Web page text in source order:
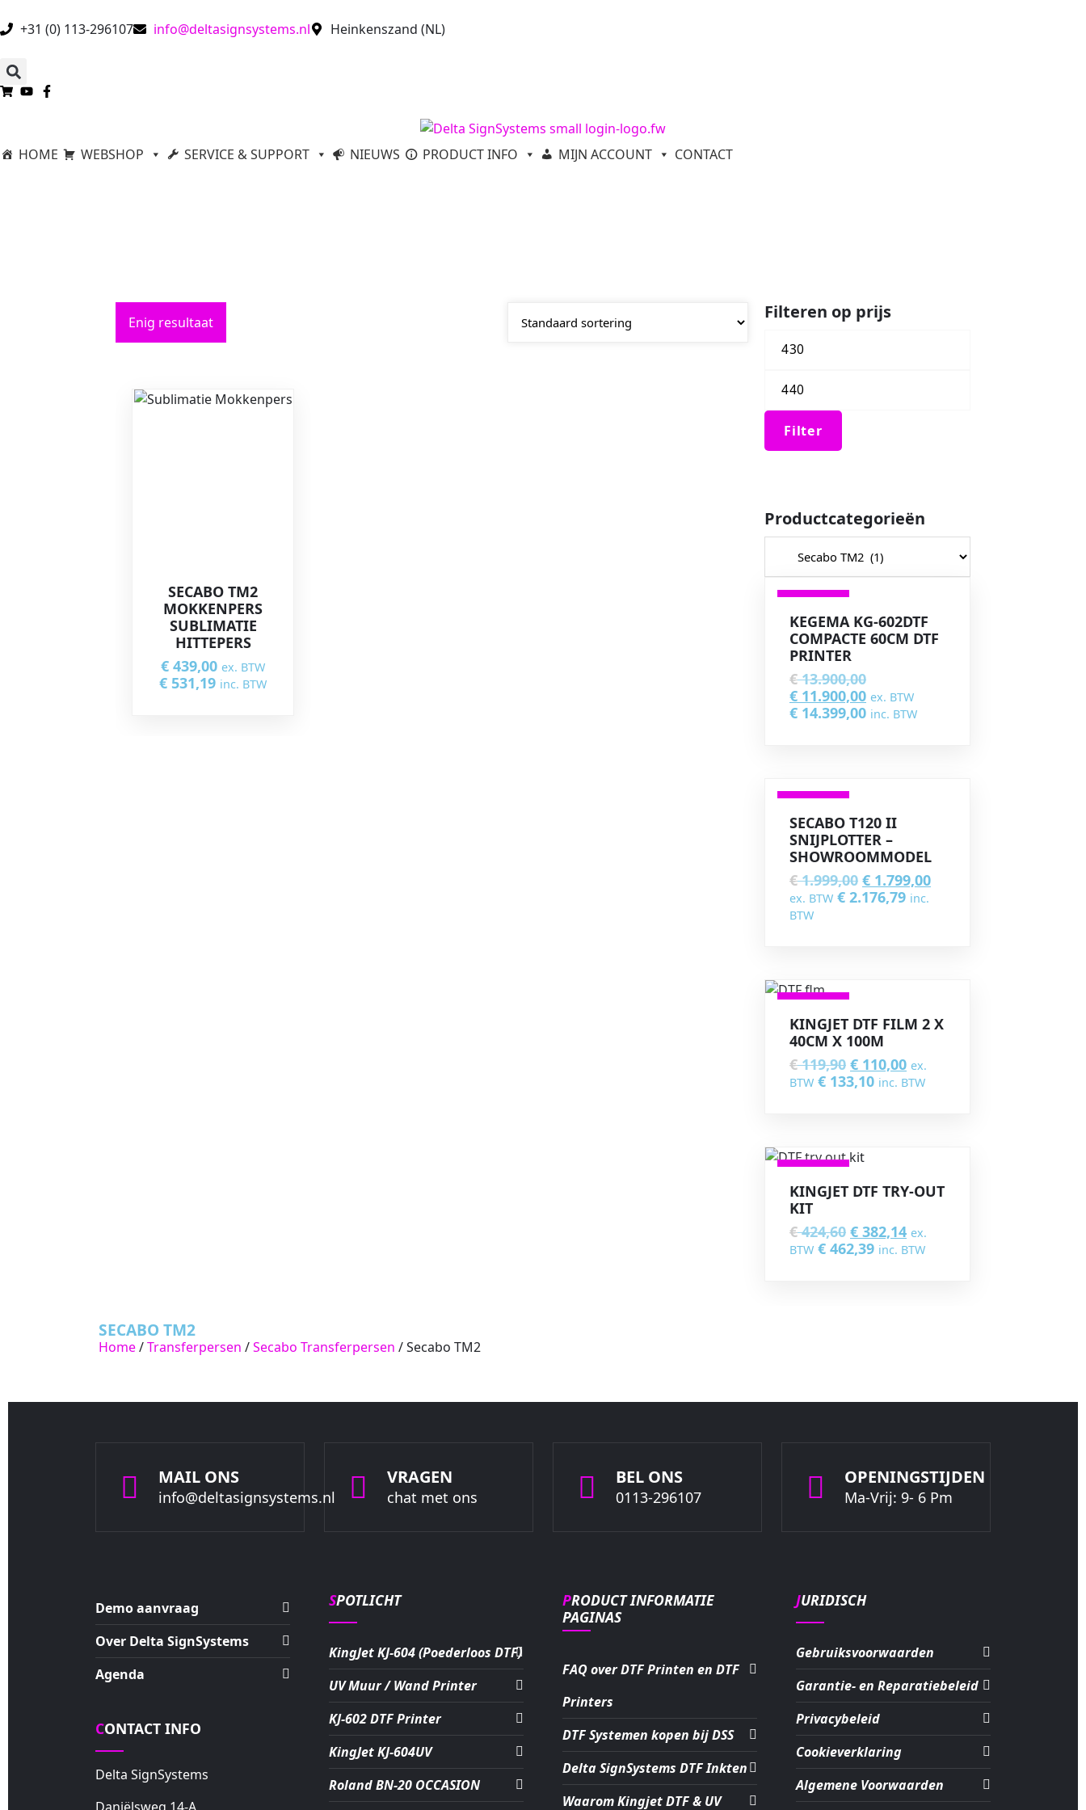
+31 (0) 113-296107 info@deltasignsystems.nl Heinkenszand (NL)
HOME WEBSHOP SERVICE & SUPPORT NIEUWS PRODUCT INFO MIJN ACCOUNT CONTACT
Enig resultaat
SECABO TM2
MOKKENPERS
SUBLIMATIE
HITTEPERS
€ 439,00 ex. BTW
€ 531,19 inc. BTW
Filteren op prijs
Filter
Productcategorieën
KEGEMA KG-602DTF
COMPACTE 60CM DTF
PRINTER
€13.900,00
€ 11.900,00 ex. BTW
€ 14.399,00 inc. BTW
SECABO T120 II
SNIJPLOTTER –
SHOWROOMMODEL
€1.999,00 € 1.799,00
ex. BTW € 2.176,79 inc.
BTW
KINGJET DTF FILM 2 X
40CM X 100M
€119,90 € 110,00 ex.
BTW € 133,10 inc. BTW
KINGJET DTF TRY-OUT
KIT
€424,60 € 382,14 ex.
BTW € 462,39 inc. BTW
SECABO TM2
Home/Transferpersen /Secabo Transferpersen / Secabo TM2
MAIL ONS
info@deltasignsystems.nl
VRAGEN
chat met ons
BEL ONS
0113-296107
OPENINGSTIJDEN
Ma-Vrij: 9- 6 Pm
Demo aanvraag
Over Delta SignSystems
Agenda
CONTACT INFO
Delta SignSystems
SPOTLICHT
KingJet KJ-604 (Poederloos DTF)
UV Muur / Wand Printer
KJ-602 DTF Printer
KingJet KJ-604UV
Roland BN-20 OCCASION
PRODUCT INFORMATIE
PAGINAS
FAQ over DTF Printen en DTF
Printers
DTF Systemen kopen bij DSS
Delta SignSystems DTF Inkten
Waarom Kingjet DTF & UV
JURIDISCH
Gebruiksvoorwaarden
Garantie- en Reparatiebeleid
Privacybeleid
Cookieverklaring
Algemene Voorwaarden